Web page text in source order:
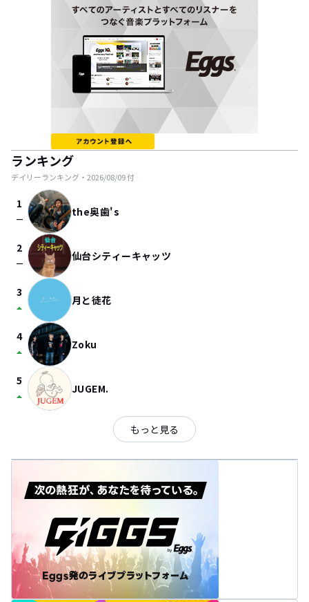
ランキング
デイリーランキング・ 2026/08/09付
1
check_indeterminate_small the奥歯's
2
check_indeterminate_small 仙台シティーキャッツ
3
arrow_drop_up 月と徒花
4
arrow_drop_up Zoku
5
arrow_drop_up JUGEM.
もっと見る